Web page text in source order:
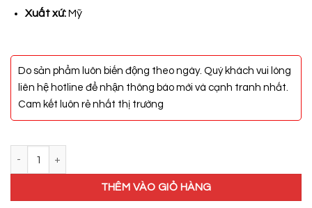
Xuất xứ:Mỹ
Do sản phẩm luôn biến động theo ngày. Quý khách vui lòng
liên hệ hotline để nhận thông báo mới và cạnh tranh nhất.
Cam kết luôn rẻ nhất thị trường
THÊM VÀO GIỎ HÀNG